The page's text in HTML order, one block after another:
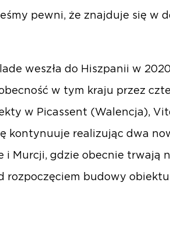
pewni, że znajduje się w
weszła do Hiszpanii w
w tym kraju przez
w Picassent (Walencja),
kontynuuje realizując dwa
i Murcji, gdzie obecnie trwają
rozpoczęciem budowy